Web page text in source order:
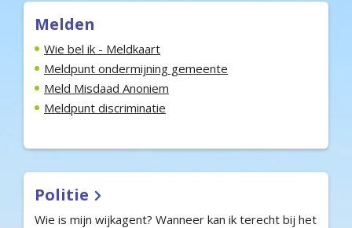
Melden
Wie bel ik - Meldkaart
Meldpunt ondermijning gemeente
Meld Misdaad Anoniem
Meldpunt discriminatie
Politie
Wie is mijn wijkagent? Wanneer kan ik terecht bij het